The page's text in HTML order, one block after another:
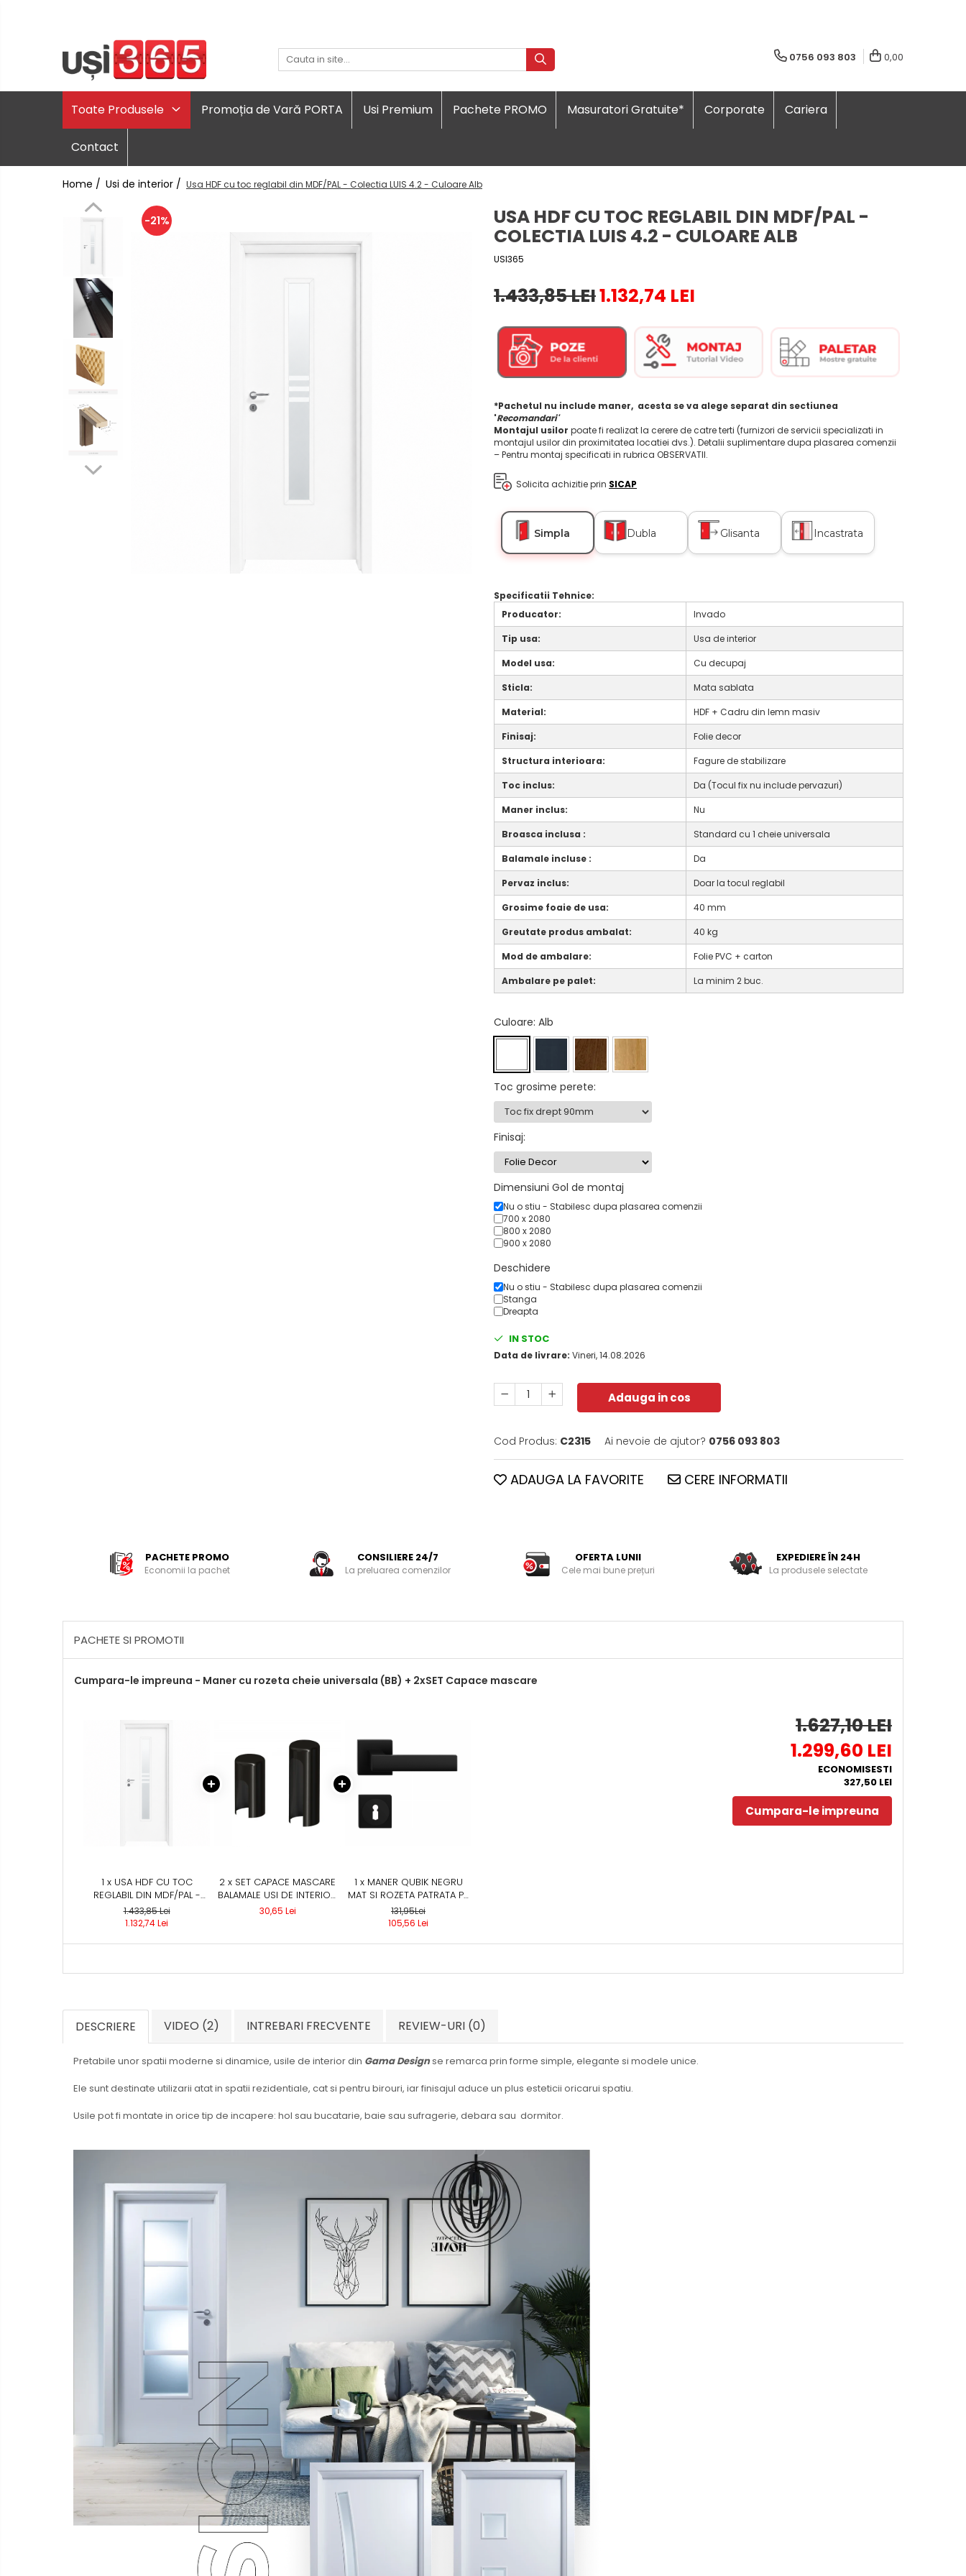
0756 093 803 0,00
Toate Produsele Promoția de Vară PORTA Usi Premium Pachete PROMO Masuratori Gratuite* Corporate Cariera
Contact
Home / Usi de interior / Usa HDF cu toc reglabil din MDF/PAL - Colectia LUIS 4.2 - Culoare Alb
USA HDF CU TOC REGLABIL DIN MDF/PAL -
COLECTIA LUIS 4.2 - CULOARE ALB
USI365
-21%
1.433,85 LEI1.132,74 LEI
*Pachetul nu include maner, acesta se va alege separat din sectiunea
'Recomandari'
Montajul usilor poate fi realizat la cerere de catre terti (furnizori de servicii specializati in
montajul usilor din proximitatea locatiei dvs.). Detalii suplimentare dupa plasarea comenzii
– Pentru montaj specificati in rubrica OBSERVATII.
Solicita achizitie prin SICAP
Simpla Dubla Glisanta Incastrata
Specificatii Tehnice:
Producator:
Invado
Tip usa:
Usa de interior
Model usa:
Cu decupaj
Sticla:
Mata sablata
Material:
HDF + Cadru din lemn masiv
Finisaj:
Folie decor
Structura interioara:
Fagure de stabilizare
Toc inclus:
Da (Tocul fix nu include pervazuri)
Maner inclus:
Nu
Broasca inclusa :
Standard cu 1 cheie universala
Balamale incluse :
Da
Pervaz inclus:
Doar la tocul reglabil
Grosime foaie de usa:
40 mm
Greutate produs ambalat:
40 kg
Mod de ambalare:
Folie PVC + carton
Ambalare pe palet:
La minim 2 buc.
Culoare: Alb
Toc grosime perete:
Finisaj:
Dimensiuni Gol de montaj
Nu o stiu - Stabilesc dupa plasarea comenzii
700 x 2080
800 x 2080
900 x 2080
Deschidere
Nu o stiu - Stabilesc dupa plasarea comenzii
Stanga
Dreapta
IN STOC
Data de livrare: Vineri, 14.08.2026
Adauga in cos
Cod Produs: C2315 Ai nevoie de ajutor? 0756 093 803
ADAUGA LA FAVORITE CERE INFORMATII
PACHETE PROMO
Economii la pachet
CONSILIERE 24/7
La preluarea comenzilor
OFERTA LUNII
Cele mai bune prețuri
EXPEDIERE ÎN 24H
La produsele selectate
PACHETE SI PROMOTII
Cumpara-le impreuna - Maner cu rozeta cheie universala (BB) + 2xSET Capace mascare
1 x USA HDF CU TOC
REGLABIL DIN MDF/PAL -
COLECTIA LUIS 4.2 -
CULOARE ALB
1.433,85 Lei
1.132,74 Lei
2 x SET CAPACE MASCARE
BALAMALE USI DE INTERIOR,
NEGRU
30,65 Lei
1 x MANER QUBIK NEGRU
MAT SI ROZETA PATRATA PZ
/ BB / WC, MANER CU
ROZETA BB SI CHEIE
131,95Lei
105,56 Lei
1.627,10 LEI
1.299,60 LEI
ECONOMISESTI
327,50 LEI
Cumpara-le impreuna
DESCRIERE VIDEO (2) INTREBARI FRECVENTE REVIEW-URI (0)
Pretabile unor spatii moderne si dinamice, usile de interior din Gama Designse remarca prin forme simple, elegante si modele unice.
Ele sunt destinate utilizarii atat in spatii rezidentiale, cat si pentru birouri, iar finisajul aduce un plus esteticii oricarui spatiu.
Usile pot fi montate in orice tip de incapere: hol sau bucatarie, baie sau sufragerie, debara sau dormitor.